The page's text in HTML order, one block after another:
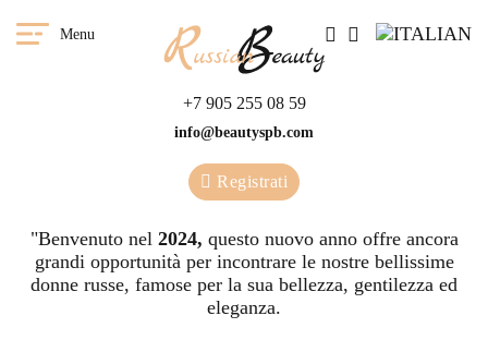
Menu
+7 905 255 08 59
info@beautyspb.com
Registrati
"Benvenuto nel 2024, questo nuovo anno offre ancora
grandi opportunità per incontrare le nostre bellissime
donne russe, famose per la sua bellezza, gentilezza ed
eleganza.